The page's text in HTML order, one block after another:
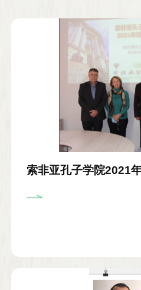
索非亚孔子学院2021